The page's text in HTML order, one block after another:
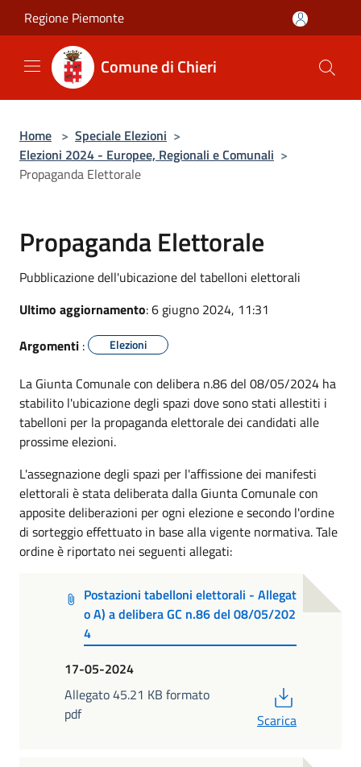
Salta al contenuto principale
Regione Piemonte
Comune di Chieri
Home > Speciale Elezioni >
Elezioni 2024 - Europee, Regionali e Comunali >
Propaganda Elettorale
Propaganda Elettorale
Pubblicazione dell'ubicazione del tabelloni elettorali
Ultimo aggiornamento: 6 giugno 2024, 11:31
Argomenti : Elezioni
La Giunta Comunale con delibera n.86 del 08/05/2024 ha
stabilito l'ubicazione degli spazi dove sono stati allestiti i
tabelloni per la propaganda elettorale dei candidati alle
prossime elezioni.
L'assegnazione degli spazi per l'affissione dei manifesti
elettorali è stata deliberata dalla Giunta Comunale con
apposite deliberazioni per ogni elezione e secondo l'ordine
di sorteggio effettuato in base alla vigente normativa. Tale
ordine è riportato nei seguenti allegati:
Postazioni tabelloni elettorali - Allegat
o A) a delibera GC n.86 del 08/05/202
4
17-05-2024
Allegato 45.21 KB formato
pdf
Scarica